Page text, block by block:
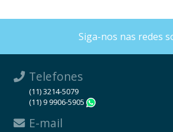
Siga-nos nas redes
Telefones
(11) 3214-5079
(11) 9 9906-5905
E-mail